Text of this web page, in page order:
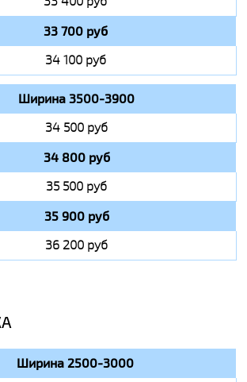
33 700 руб
34 100 руб
Ширина 3500-3900
34 500 руб
34 800 руб
35 500 руб
35 900 руб
36 200 руб
Ширина 2500-3000